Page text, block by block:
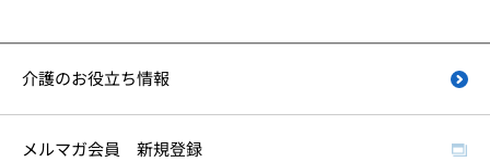
介護のお役立ち情報
メルマガ会員 新規登録